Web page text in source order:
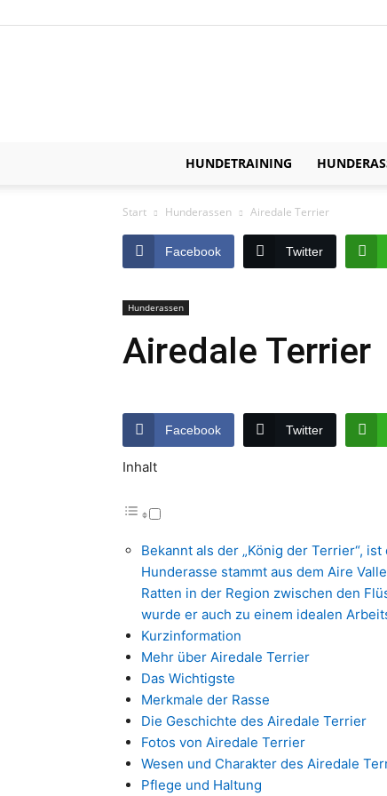
HUNDETRAINING
Start Hunderassen Airedale Terrier
Facebook Twitter
Hunderassen
Airedale Terrier
Facebook Twitter
Inhalt
Bekannt als der „König der Terrier“,
Hunderasse stammt aus dem Aire
Ratten in der Region zwischen den
wurde er auch zu einem idealen
Kurzinformation
Mehr über Airedale Terrier
Das Wichtigste
Merkmale der Rasse
Die Geschichte des Airedale Terrier
Fotos von Airedale Terrier
Wesen und Charakter des Airedale
Pflege und Haltung